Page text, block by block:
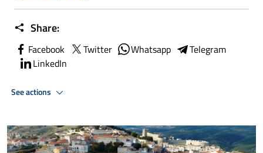
Share:
Facebook Twitter Whatsapp
Telegram
LinkedIn
See actions